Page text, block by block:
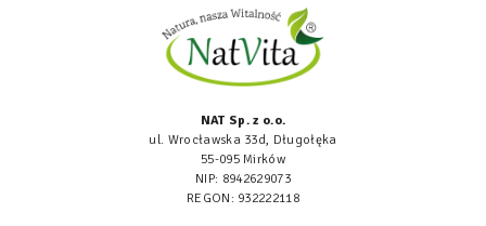
NAT Sp. z o.o.
ul. Wrocławska 33d, Długołęka
55-095 Mirków
NIP: 8942629073
REGON: 932222118